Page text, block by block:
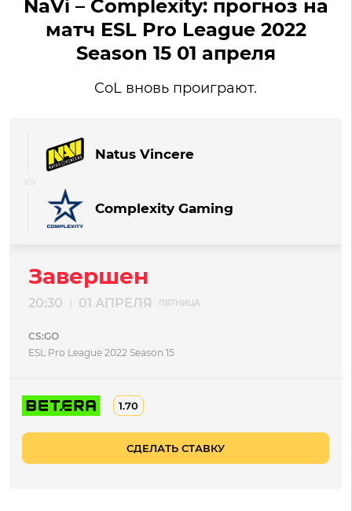
NaVi – Complexity: прогноз на
матч ESL Pro League 2022
Season 15 01 апреля
CoL вновь проиграют.
Natus Vincere
Complexity Gaming
Завершен
20:30 01 АПРЕЛЯ ПЯТНИЦА
CS:GO
ESL Pro League 2022 Season 15
1.70
СДЕЛАТЬ СТАВКУ